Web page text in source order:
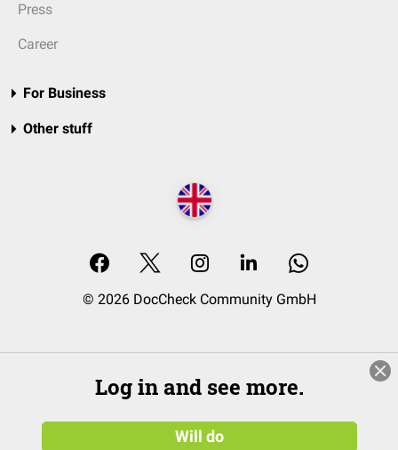
Press
Career
For Business
Other stuff
© 2026 DocCheck Community GmbH
Log in and see more.
Will do